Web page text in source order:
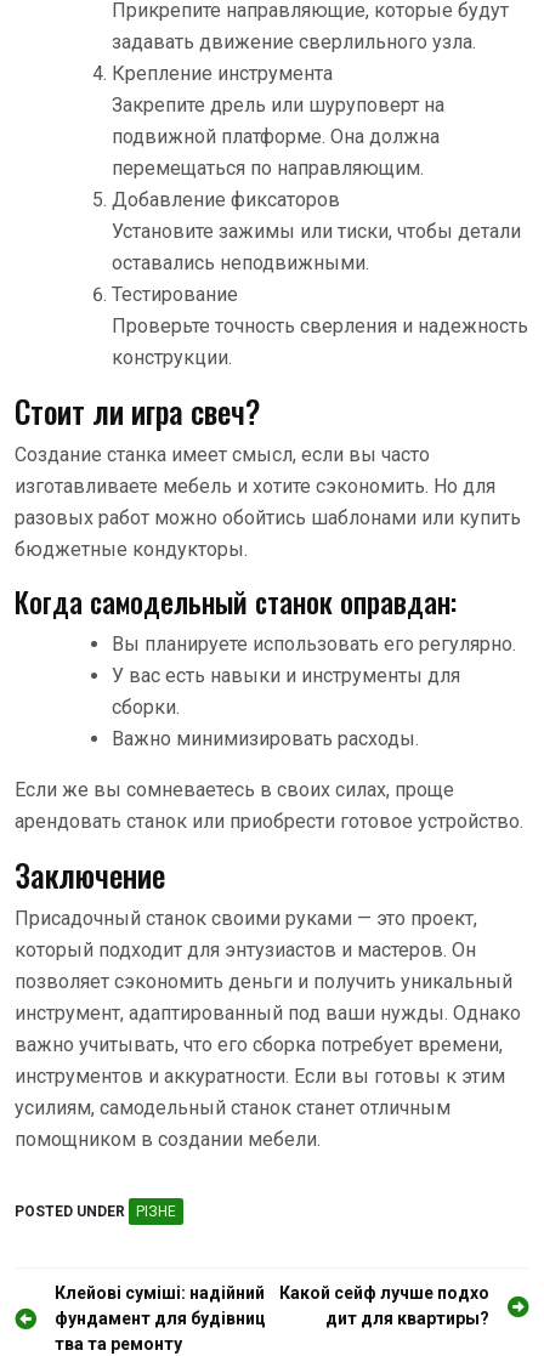
Прикрепите направляющие, которые будут
задавать движение сверлильного узла.
Крепление инструмента
Закрепите дрель или шуруповерт на
подвижной платформе. Она должна
перемещаться по направляющим.
Добавление фиксаторов
Установите зажимы или тиски, чтобы детали
оставались неподвижными.
Тестирование
Проверьте точность сверления и надежность
конструкции.
Стоит ли игра свеч?
Создание станка имеет смысл, если вы часто
изготавливаете мебель и хотите сэкономить. Но для
разовых работ можно обойтись шаблонами или купить
бюджетные кондукторы.
Когда самодельный станок оправдан:
Вы планируете использовать его регулярно.
У вас есть навыки и инструменты для
сборки.
Важно минимизировать расходы.
Если же вы сомневаетесь в своих силах, проще
арендовать станок или приобрести готовое устройство.
Заключение
Присадочный станок своими руками — это проект,
который подходит для энтузиастов и мастеров. Он
позволяет сэкономить деньги и получить уникальный
инструмент, адаптированный под ваши нужды. Однако
важно учитывать, что его сборка потребует времени,
инструментов и аккуратности. Если вы готовы к этим
усилиям, самодельный станок станет отличным
помощником в создании мебели.
POSTED UNDER РІЗНЕ
Н
а
Клейові суміші: надійний
фундамент для будівниц
тва та ремонту
Какой сейф лучше подхо
дит для квартиры?